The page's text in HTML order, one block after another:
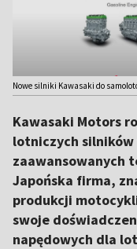
Nowe silniki Kawasaki do
Kawasaki Motors
lotniczych silników
zaawansowanych
Japońska firma,
produkcji
swoje
napędowych dla